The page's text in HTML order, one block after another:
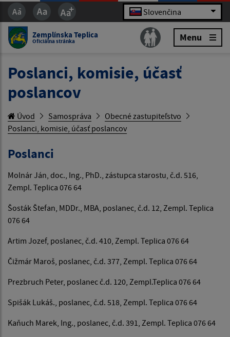
Slovenčina
Zemplínska Teplica
Oficiálna stránka Menu
Poslanci, komisie, účasť
poslancov
Úvod Samospráva
Obecné zastupiteľstvo
Poslanci, komisie, účasť poslancov
Poslanci
Molnár Ján, doc., Ing., PhD., zástupca starostu, č.d. 516,
Zempl. Teplica 076 64
Šosták Štefan, MDDr., MBA, poslanec, č.d. 12, Zempl. Teplica
076 64
Artim Jozef, poslanec, č.d. 410, Zempl. Teplica 076 64
Čižmár Maroš, poslanec, č.d. 377, Zempl. Teplica 076 64
Prezbruch Peter, poslanec č.d. 120, Zempl.Teplica 076 64
Spišák Lukáš., poslanec, č.d. 518, Zempl. Teplica 076 64
Kaňuch Marek, Ing., poslanec, č.d. 391, Zempl. Teplica 076 64